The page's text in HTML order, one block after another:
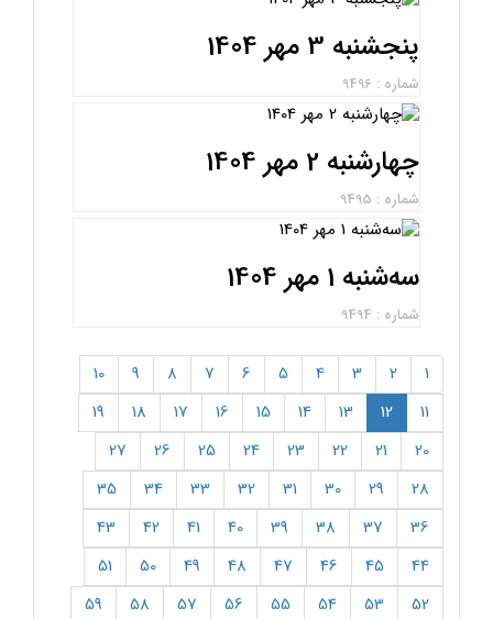
پنجشنبه 3 مهر 1404
شماره : 9496
چهارشنبه 2 مهر 1404
شماره : 9495
سه‌شنبه 1 مهر 1404
شماره : 9494
1
2
3
4
5
6
7
8
9
10
11
12
(current)
13
14
15
16
17
18
19
20
21
22
23
24
25
26
27
28
29
30
31
32
33
34
35
36
37
38
39
40
41
42
43
44
45
46
47
48
49
50
51
52
53
54
55
56
57
58
59